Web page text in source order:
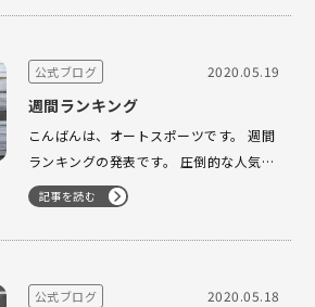
人気でございます。 状態の良さは、写真
公式ブログ 2020.05.19
週間ランキング
こんばんは、オートスポーツです。 週間
ランキングの発表です。 圧倒的な人気で
第一が93y 964 スレートグレーでござい
ます。アップ後すぐにお問い合わせを頂
き 本日だけで30件近いお問い合わせを頂
位 91y 964 オーク…
記事を読む
公式ブログ 2020.05.18